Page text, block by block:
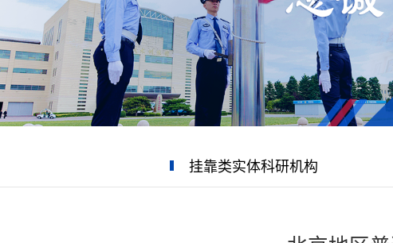
挂靠类实体科研机构